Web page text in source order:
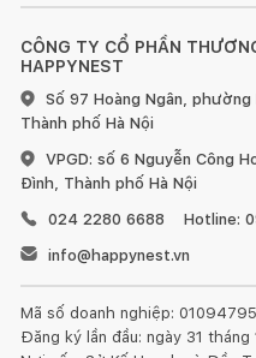
CÔNG TY CỔ PHẦN
HAPPYNEST
Số 97 Hoàng Ngân, phường
Thành phố Hà Nội
VPGD: số 6 Nguyễn Công
Đình, Thành phố Hà Nội
024 2280 6688
Hotline:
info@happynest.vn
Mã số doanh nghiệp:
Đăng ký lần đầu: ngày 31 tháng